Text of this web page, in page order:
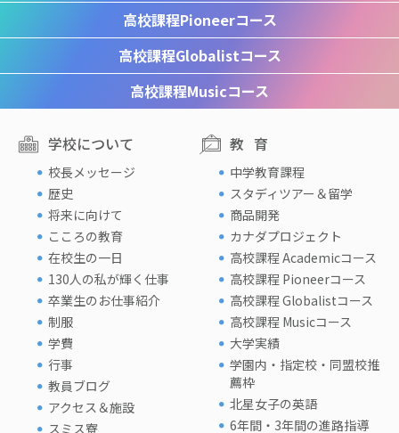
高校課程Pioneerコース
高校課程Globalistコース
高校課程Musicコース
学校について
校長メッセージ
歴史
将来に向けて
こころの教育
在校生の一日
130人の私が輝く仕事
卒業生のお仕事紹介
制服
学費
行事
教員ブログ
アクセス＆施設
スミス寮
教育
中学教育課程
スタディツアー＆留学
商品開発
カナダプロジェクト
高校課程 Academicコース
高校課程 Pioneerコース
高校課程 Globalistコース
高校課程 Musicコース
大学実績
学園内・指定校・同盟校推
薦枠
北星女子の英語
6年間・3年間の進路指導